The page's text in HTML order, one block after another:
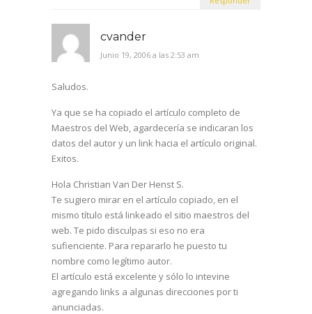
cvander
Junio 19, 2006 a las 2:53 am
Saludos.
Ya que se ha copiado el artículo completo de
Maestros del Web, agardecería se indicaran los
datos del autor y un link hacia el artículo original.
Exitos.
Hola Christian Van Der Henst S.
Te sugiero mirar en el artículo copiado, en el
mismo título está linkeado el sitio maestros del
web. Te pido disculpas si eso no era
sufienciente. Para repararlo he puesto tu
nombre como legítimo autor.
El artículo está excelente y sólo lo intevine
agregando links a algunas direcciones por ti
anunciadas.